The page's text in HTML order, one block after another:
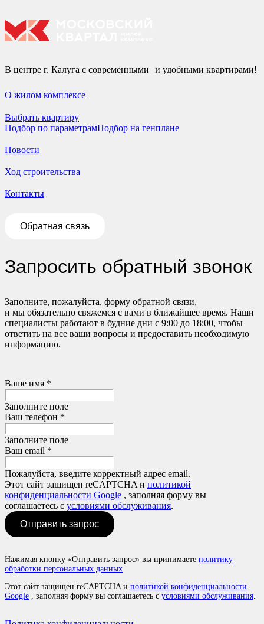
В центре г. Калуга с современными и удобными квартирами!
О жилом комплексе
Выбрать квартиру
Подбор по параметрамПодбор на генплане
Новости
Ход строительства
Контакты
Обратная связь
Запросить обратный звонок
Заполните, пожалуйста, форму обратной связи,
и мы обязательно свяжемся с вами в ближайшее время. Наши
специалисты работают в будние дни с 9:00 до 18:00, чтобы
ответить на все ваши вопросы и предоставить необходимую
информацию.
Ваше имя *
Заполните поле
Ваш телефон *
Заполните поле
Ваш email *
Пожалуйста, введите корректный адрес email.
Этот сайт защищен reCAPTCHA и политикой
конфиденциальности Google , заполняя форму вы
соглашаетесь с условиями обслуживания.
Отправить запрос
Нажимая кнопку «Отправить запрос» вы принимаете политику
обработки персональных данных
Этот сайт защищен reCAPTCHA и политикой конфиденциальности
Google , заполняя форму вы соглашаетесь с условиями обслуживания